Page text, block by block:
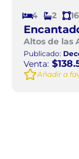
4 2
Altos de las
Publicado:
Venta:
Añadir a